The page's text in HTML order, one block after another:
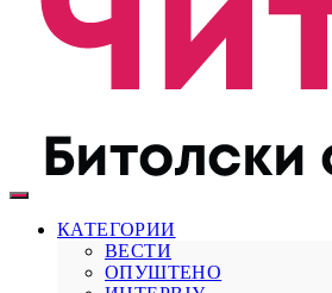
КАТЕГОРИИ
ВЕСТИ
ОПУШТЕНО